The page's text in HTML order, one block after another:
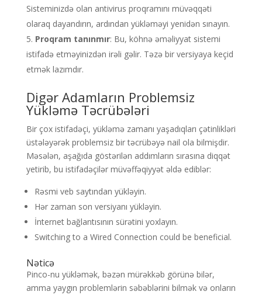
Sisteminizdə olan antivirus proqramını müvəqqəti
olaraq dayandırın, ardından yükləməyi yenidən sınayın.
Proqram tanınmır: Bu, köhnə əməliyyat sistemi
istifadə etməyinizdən irəli gəlir. Təzə bir versiyaya keçid
etmək lazımdır.
Digər Adamların Problemsiz
Yükləmə Təcrübələri
Bir çox istifadəçi, yükləmə zamanı yaşadıqları çətinlikləri
üstələyərək problemsiz bir təcrübəyə nail ola bilmişdir.
Məsələn, aşağıda göstərilən addımların sırasına diqqət
yetirib, bu istifadəçilər müvəffəqiyyət əldə ediblər:
Rəsmi veb saytından yükləyin.
Hər zaman son versiyanı yükləyin.
İnternet bağlantısının sürətini yoxlayın.
Switching to a Wired Connection could be beneficial.
Nəticə
Pinco-nu yükləmək, bəzən mürəkkəb görünə bilər,
amma yaygın problemlərin səbəblərini bilmək və onların